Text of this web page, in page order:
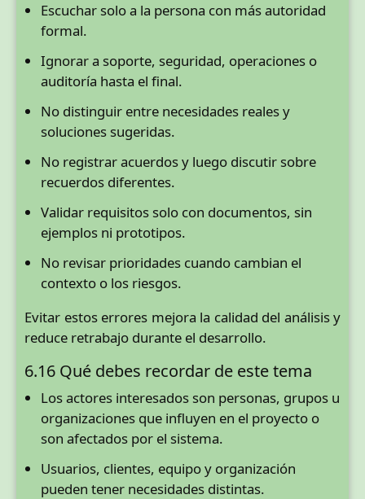
Escuchar solo a la persona con más autoridad
formal.
Ignorar a soporte, seguridad, operaciones o
auditoría hasta el final.
No distinguir entre necesidades reales y
soluciones sugeridas.
No registrar acuerdos y luego discutir sobre
recuerdos diferentes.
Validar requisitos solo con documentos, sin
ejemplos ni prototipos.
No revisar prioridades cuando cambian el
contexto o los riesgos.
Evitar estos errores mejora la calidad del análisis y
reduce retrabajo durante el desarrollo.
6.16 Qué debes recordar de este tema
Los actores interesados son personas, grupos u
organizaciones que influyen en el proyecto o
son afectados por el sistema.
Usuarios, clientes, equipo y organización
pueden tener necesidades distintas.